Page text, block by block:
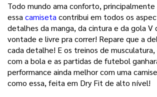
Todo mundo ama conforto, principalmente
essa camiseta contribui em todos os
detalhes da manga, da cintura e da gola V
vontade e livre pra correr! Repare que a
cada detalhe! E os treinos de
com a bola e as partidas de futebol
performance ainda melhor com uma
como essa, feita em Dry Fit de alto nível!